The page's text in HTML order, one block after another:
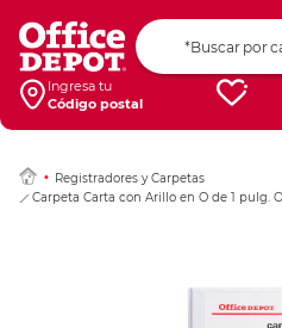
Ingresa tu
Código postal
Registradores y Carpetas
Carpeta Carta con Arillo en O de 1 pulg.